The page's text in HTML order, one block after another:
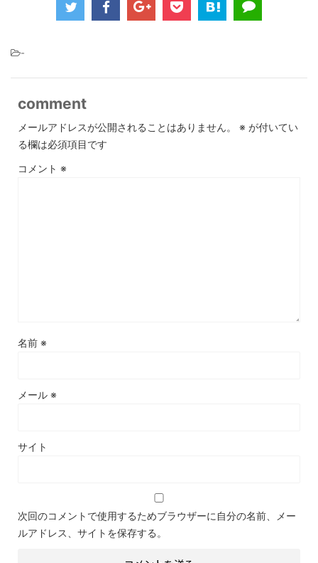
-
comment
メールアドレスが公開されることはありません。 ※ が付いてい
る欄は必須項目です
コメント ※
名前 ※
メール ※
サイト
次回のコメントで使用するためブラウザーに自分の名前、メー
ルアドレス、サイトを保存する。